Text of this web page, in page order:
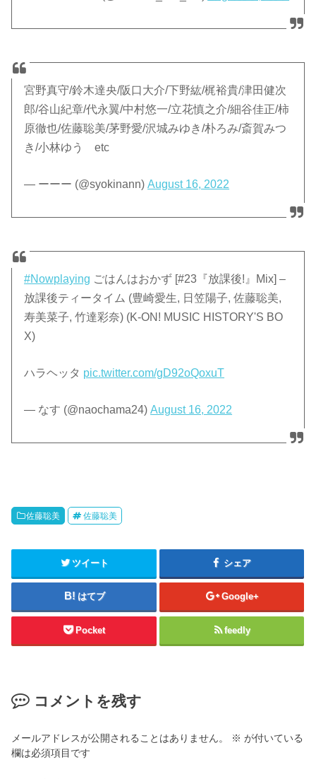
宮野真守/鈴木達央/阪口大介/下野紘/梶裕貴/津田健次
郎/谷山紀章/代永翼/中村悠一/立花慎之介/細谷佳正/柿
原徹也/佐藤聡美/茅野愛/沢城みゆき/朴ろみ/斎賀みつ
き/小林ゆう etc
— ーーー (@syokinann)August 16, 2022
#Nowplaying ごはんはおかず [#23『放課後!』Mix] –
放課後ティータイム (豊崎愛生, 日笠陽子, 佐藤聡美,
寿美菜子, 竹達彩奈) (K-ON! MUSIC HISTORY'S BO
X)
ハラヘッタ pic.twitter.com/gD92oQoxuT
— なす (@naochama24)August 16, 2022
佐藤聡美 佐藤聡美
ツイート シェア
はてブ Google+
Pocket feedly
コメントを残す
メールアドレスが公開されることはありません。 ※ が付いている
欄は必須項目です